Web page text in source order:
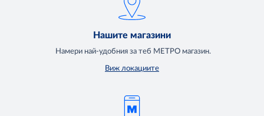
Нашите магазини
Намери най-удобния за теб МЕТРО магазин.
Виж локациите